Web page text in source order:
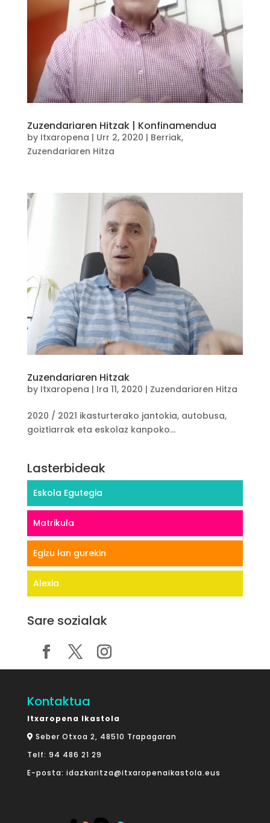
Zuzendariaren Hitzak | Konfinamendua
by Itxaropena | Urr 2, 2020 | Berriak,
Zuzendariaren Hitza
Zuzendariaren Hitzak
by Itxaropena | Ira 11, 2020 | Zuzendariaren Hitza
2020 / 2021 ikasturterako jantokia, autobusa,
goiztiarrak eta eskolaz kanpoko...
Lasterbideak
Eskola Egutegia
Matrikula
Egizu lan gurekin
Alexia
Sare sozialak
Kontaktua
Itxaropena Ikastola
Seber Otxoa 2, 48510 Trapagaran
Telf: 94 486 21 29
E-posta: idazkaritza@itxaropenaikastola.eus